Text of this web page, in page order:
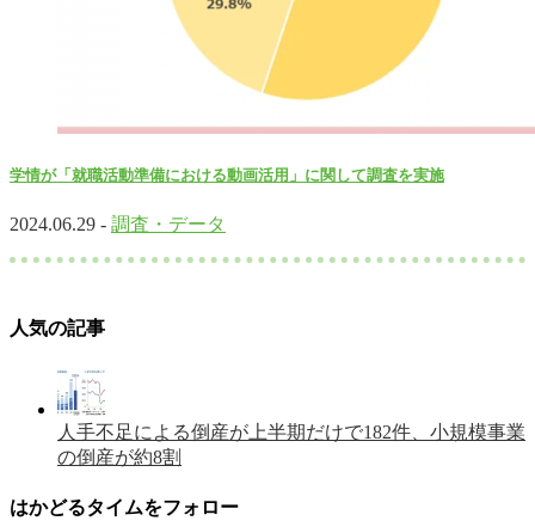
学情が「就職活動準備における動画活用」に関して調査を実施
2024.06.29 - 調査・データ
人気の記事
人手不足による倒産が上半期だけで182件、小規模事業
の倒産が約8割
はかどるタイムをフォロー